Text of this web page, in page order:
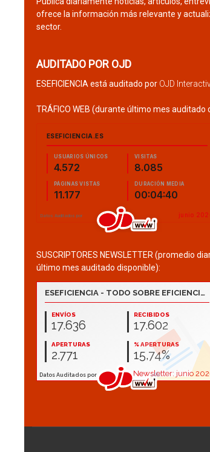
ofrece la información más relevante y
sector.
AUDITADO POR OJD
ESEFICIENCIA está auditado por OJD
TRÁFICO WEB (durante último mes auditado
SUSCRIPTORES NEWSLETTER (promedio
último mes auditado disponible):